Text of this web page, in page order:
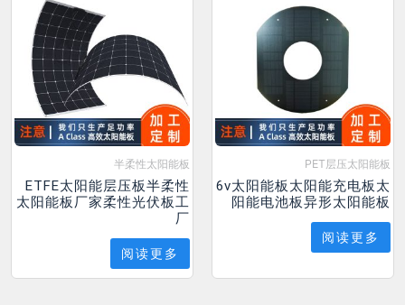
半柔性太阳能板
ETFE太阳能层压板半柔性
太阳能板厂家柔性光伏板工
厂
阅读更多
PET层压太阳能板
6v太阳能板太阳能充电板太
阳能电池板异形太阳能板
阅读更多